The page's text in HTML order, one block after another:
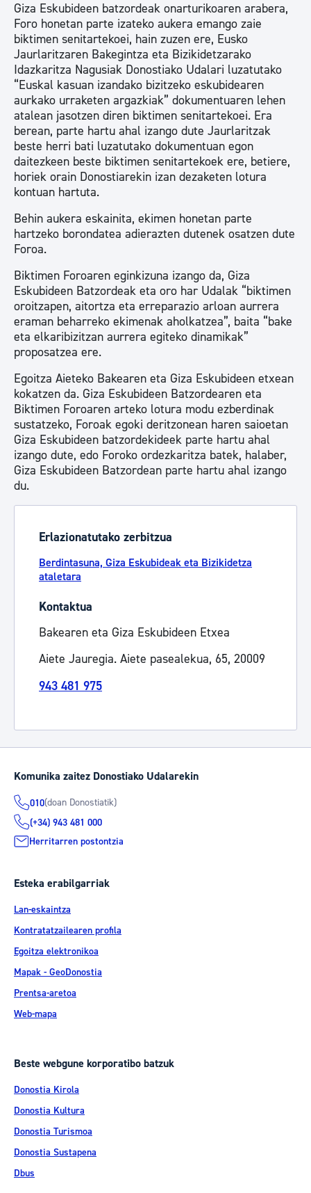
Giza Eskubideen batzordeak onarturikoaren arabera,
Foro honetan parte izateko aukera emango zaie
biktimen senitartekoei, hain zuzen ere, Eusko
Jaurlaritzaren Bakegintza eta Bizikidetzarako
Idazkaritza Nagusiak Donostiako Udalari luzatutako
“Euskal kasuan izandako bizitzeko eskubidearen
aurkako urraketen argazkiak” dokumentuaren lehen
atalean jasotzen diren biktimen senitartekoei. Era
berean, parte hartu ahal izango dute Jaurlaritzak
beste herri bati luzatutako dokumentuan egon
daitezkeen beste biktimen senitartekoek ere, betiere,
horiek orain Donostiarekin izan dezaketen lotura
kontuan hartuta.
Behin aukera eskainita, ekimen honetan parte
hartzeko borondatea adierazten dutenek osatzen dute
Foroa.
Biktimen Foroaren eginkizuna izango da, Giza
Eskubideen Batzordeak eta oro har Udalak “biktimen
oroitzapen, aitortza eta erreparazio arloan aurrera
eraman beharreko ekimenak aholkatzea”, baita “bake
eta elkaribizitzan aurrera egiteko dinamikak”
proposatzea ere.
Egoitza Aieteko Bakearen eta Giza Eskubideen etxean
kokatzen da. Giza Eskubideen Batzordearen eta
Biktimen Foroaren arteko lotura modu ezberdinak
sustatzeko, Foroak egoki deritzonean haren saioetan
Giza Eskubideen batzordekideek parte hartu ahal
izango dute, edo Foroko ordezkaritza batek, halaber,
Giza Eskubideen Batzordean parte hartu ahal izango
du.
Erlazionatutako zerbitzua
Berdintasuna, Giza Eskubideak eta Bizikidetza
ataletara
Kontaktua
Bakearen eta Giza Eskubideen Etxea
Aiete Jauregia. Aiete pasealekua, 65, 20009
943 481 975
Komunika zaitez Donostiako Udalarekin
010(doan Donostiatik)
(+34) 943 481 000
Herritarren postontzia
Esteka erabilgarriak
Lan-eskaintza
Kontratatzailearen profila
Egoitza elektronikoa
Mapak - GeoDonostia
Prentsa-aretoa
Web-mapa
Beste webgune korporatibo batzuk
Donostia Kirola
Donostia Kultura
Donostia Turismoa
Donostia Sustapena
Dbus